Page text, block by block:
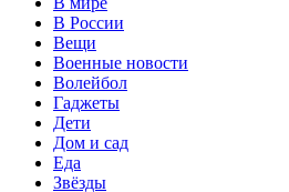
В России
Вещи
Военные новости
Волейбол
Гаджеты
Дети
Дом и сад
Еда
Звёзды